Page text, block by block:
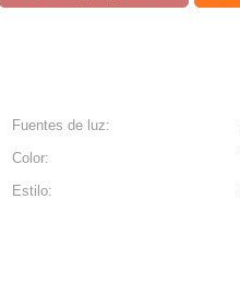
Fuentes de luz:
Color:
Estilo: